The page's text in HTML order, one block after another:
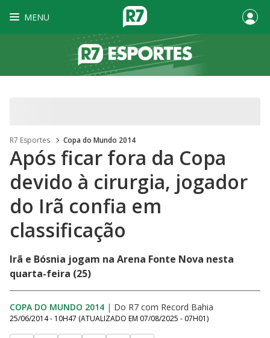
MENU
R7 Esportes Copa do Mundo 2014
Após ficar fora da Copa
devido à cirurgia, jogador
do Irã confia em
classificação
Irã e Bósnia jogam na Arena Fonte Nova nesta
quarta-feira (25)
COPA DO MUNDO 2014 | Do R7 com Record Bahia
25/06/2014 - 10H47 (ATUALIZADO EM 07/08/2025 - 07H01)